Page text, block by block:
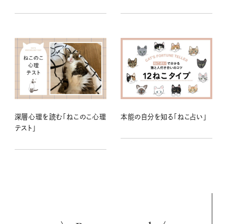
深層心理を読む「ねこのこ心理
テスト」
本能の自分を知る「ねこ占い」